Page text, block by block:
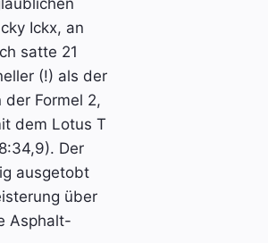
Ickx, an
satte 21
(!) als der
Formel 2,
dem Lotus T
Der
ausgetobt
über
Asphalt-